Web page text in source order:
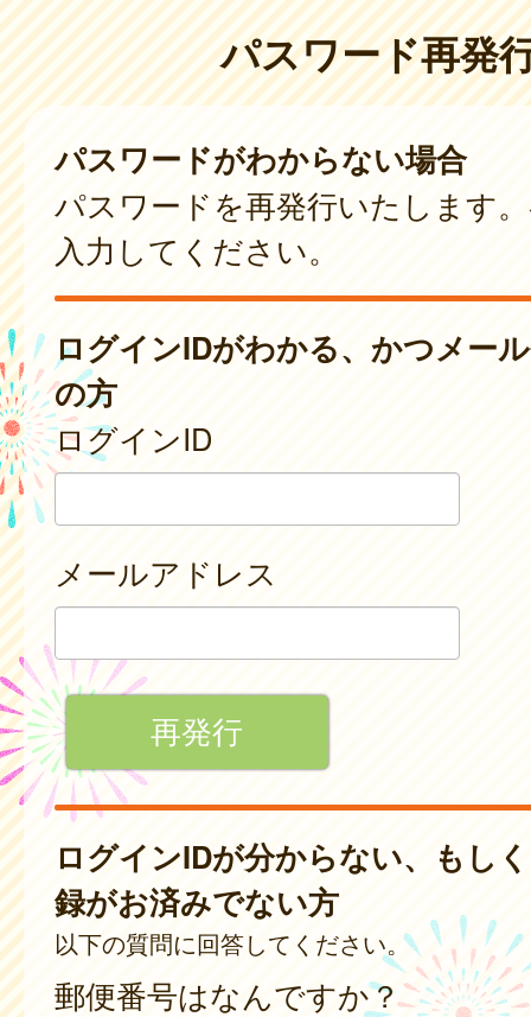
パスワード再発
パスワードがわからない場合
パスワードを再発行いたします
入力してください。
ログインIDがわかる、かつメー
の方
ログインID
メールアドレス
ログインIDが分からない、もし
録がお済みでない方
以下の質問に回答してください。
郵便番号はなんですか？